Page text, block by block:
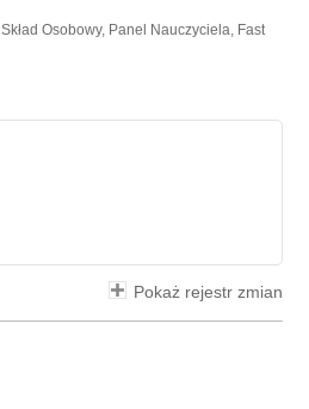
Skład Osobowy, Panel Nauczyciela, Fast
Pokaż rejestr zmian